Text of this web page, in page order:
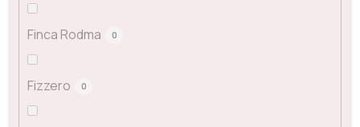
Finca Rodma 0
Fizzero 0